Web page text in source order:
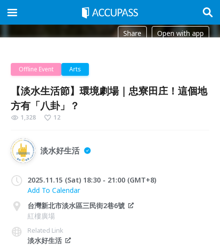
Share Open with app
Offline Event Arts
【淡水生活節】環境劇場｜忠寮田庄！這個地
方有「八卦」？
1,328 12
淡水好生活
2025.11.15 (Sat) 18:30 - 21:00 (GMT+8)
Add To Calendar
台灣新北市淡水區三民街2巷6號
紅樓廣場
Related Link
淡水好生活